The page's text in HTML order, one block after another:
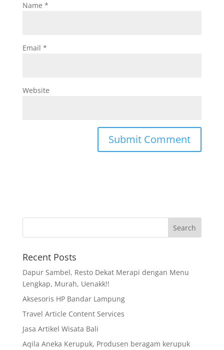
Name *
Email *
Website
Recent Posts
Dapur Sambel, Resto Dekat Merapi dengan Menu
Lengkap, Murah, Uenakk!!
Aksesoris HP Bandar Lampung
Travel Article Content Services
Jasa Artikel Wisata Bali
Aqila Aneka Kerupuk, Produsen beragam kerupuk